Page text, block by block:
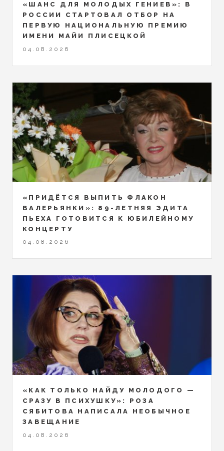
«ШАНС ДЛЯ МОЛОДЫХ ГЕНИЕВ»: В
РОССИИ СТАРТОВАЛ ОТБОР НА
ПЕРВУЮ НАЦИОНАЛЬНУЮ ПРЕМИЮ
ИМЕНИ МАЙИ ПЛИСЕЦКОЙ
04.08.2026
«ПРИДЁТСЯ ВЫПИТЬ ФЛАКОН
ВАЛЕРЬЯНКИ»: 89-ЛЕТНЯЯ ЭДИТА
ПЬЕХА ГОТОВИТСЯ К ЮБИЛЕЙНОМУ
КОНЦЕРТУ
04.08.2026
«КАК ТОЛЬКО НАЙДУ МОЛОДОГО —
СРАЗУ В ПСИХУШКУ»: РОЗА
СЯБИТОВА НАПИСАЛА НЕОБЫЧНОЕ
ЗАВЕЩАНИЕ
04.08.2026